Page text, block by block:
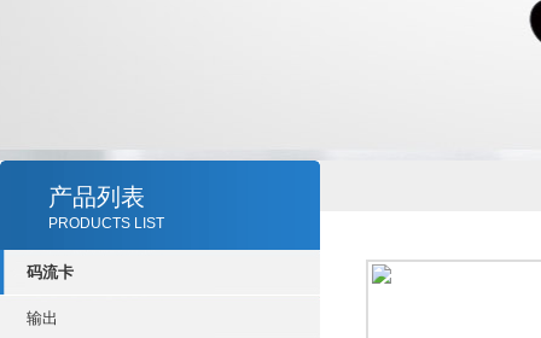
产品列表
PRODUCTS LIST
码流卡
输出